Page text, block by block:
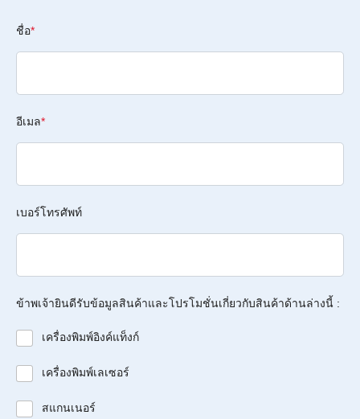
ชื่อ*
อีเมล*
เบอร์โทรศัพท์
ข้าพเจ้ายินดีรับข้อมูลสินค้าและโปรโมชั่นเกี่ยวกับสินค้าด้านล่างนี้ :
เครื่องพิมพ์อิงค์แท็งก์
เครื่องพิมพ์เลเซอร์
สแกนเนอร์